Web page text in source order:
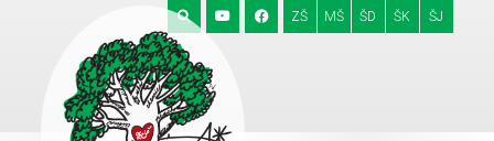
ZŠ MŠ ŠD ŠK ŠJ